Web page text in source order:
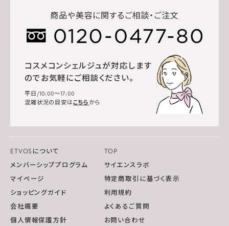
商品や美容に関するご相談・ご注文
コスメコンシェルジュが対応します
のでお気軽にご相談ください。
平日/10:00～17:00
混雑状況の目安はこちら から
ETVOSについて
TOP
メンバーシッププログラム
サイエンスラボ
マイページ
特定商取引に基づく表示
ショッピングガイド
利用規約
会社概要
よくあるご質問
個人情報保護方針
お問い合わせ